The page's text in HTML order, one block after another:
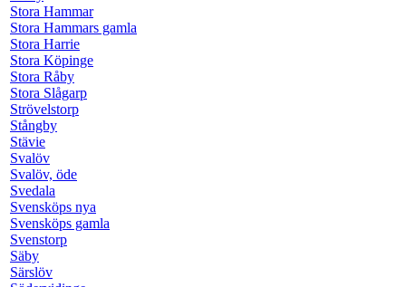
Stora Hammar
Stora Hammars gamla
Stora Harrie
Stora Köpinge
Stora Råby
Stora Slågarp
Strövelstorp
Stångby
Stävie
Svalöv
Svalöv, öde
Svedala
Svensköps nya
Svensköps gamla
Svenstorp
Säby
Särslöv